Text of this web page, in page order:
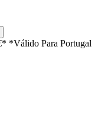
*Válido Para Portugal